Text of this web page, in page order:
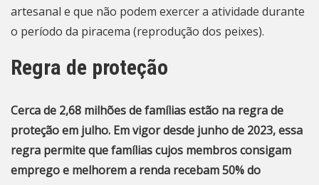
artesanal e que não podem exercer a atividade durante
o período da piracema (reprodução dos peixes).
Regra de proteção
Cerca de 2,68 milhões de famílias estão na regra de
proteção em julho. Em vigor desde junho de 2023, essa
regra permite que famílias cujos membros consigam
emprego e melhorem a renda recebam 50% do